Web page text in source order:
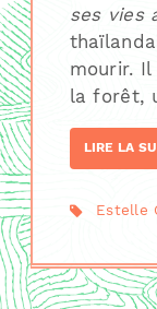
ses vies
mourir.
la forêt,
LIRE LA
Estelle